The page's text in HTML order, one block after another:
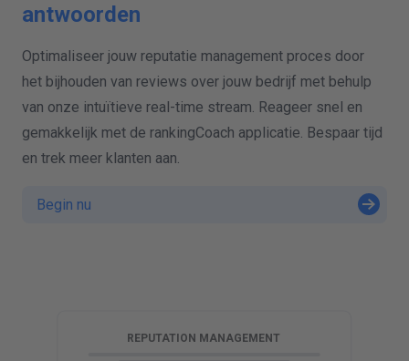
antwoorden
Optimaliseer jouw reputatie management proces door
het bijhouden van reviews over jouw bedrijf met behulp
van onze intuïtieve real-time stream. Reageer snel en
gemakkelijk met de rankingCoach applicatie. Bespaar tijd
en trek meer klanten aan.
Begin nu
REPUTATION MANAGEMENT